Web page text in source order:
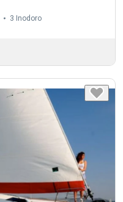
3 Inodoro